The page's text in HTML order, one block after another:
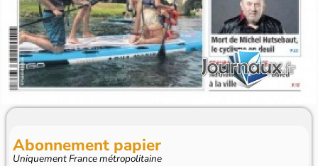
Abonnement papier
Uniquement France métropolitaine